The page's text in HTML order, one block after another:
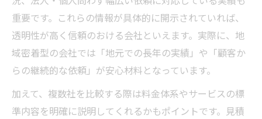
重要です。これらの情報が具体的に開示されていれば、
透明性が高く信頼のおける会社といえます。実際に、地
域密着型の会社では「地元での長年の実績」や「顧客か
らの継続的な依頼」が安心材料となっています。
加えて、複数社を比較する際は料金体系やサービスの標
準内容を明確に説明してくれるかもポイントです。見積